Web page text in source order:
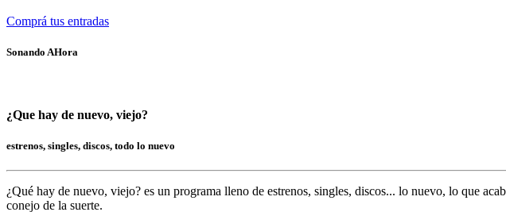
Comprá tus entradas
Sonando AHora
¿Que hay de nuevo, viejo?
estrenos, singles, discos, todo lo nuevo
¿Qué hay de nuevo, viejo? es un programa lleno de estrenos, singles, discos... lo nuevo, lo que
conejo de la suerte.